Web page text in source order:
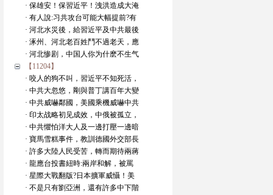
· 保雄安！保習近平！洩洪造成大淹
· 有人說:习共攻台可能大幅提前?有
· 河北水災後，給習近平及中共最後
· 涿州、河北老百姓鬥不過老天，應
· 河北惨剧，中国人你为什麽不生气
【11204】
· 咬人的狗不叫，習近平不知死活，
· 中共大忽悠，剛與普丁講百年大變
· 中共威嚇鄰國，美國乘機威嚇中共
· 印太战略初见成效，中俄被孤立，
· 中共懼怕洋大人及一邊打壓一邊暗
· 寶馬雪糕事件，教訓德國外交部長
· 許多大陸人民受苦，轉而期待兩蔣
· 龍應台投書紐時:兩岸和解，被罵
· 星際大戰翻版?日本擴軍威懾！美
· 不是只有劉亞洲，還有許多中下階